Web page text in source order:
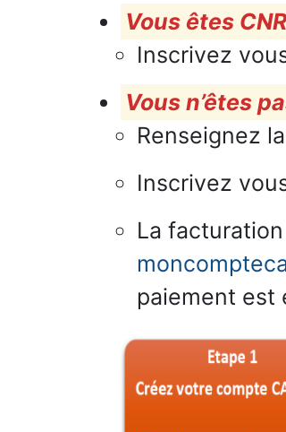
Vous êtes
Inscrivez
Vous n’êtes
Renseignez la
Inscrivez
La
paiement est